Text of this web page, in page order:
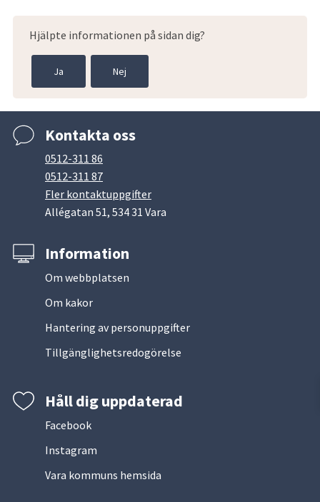
Hjälpte informationen på sidan dig?
Ja Nej
Kontakta oss
0512-311 86
0512-311 87
Fler kontaktuppgifter
Allégatan 51, 534 31 Vara
Information
Om webbplatsen
Om kakor
Hantering av personuppgifter
Tillgänglighetsredogörelse
Håll dig uppdaterad
Facebook
Instagram
Vara kommuns hemsida